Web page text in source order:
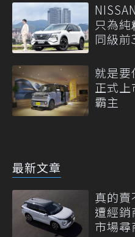
只為
同級前
就是要
正式
霸主
最新文章
真的
遭經
市場尋